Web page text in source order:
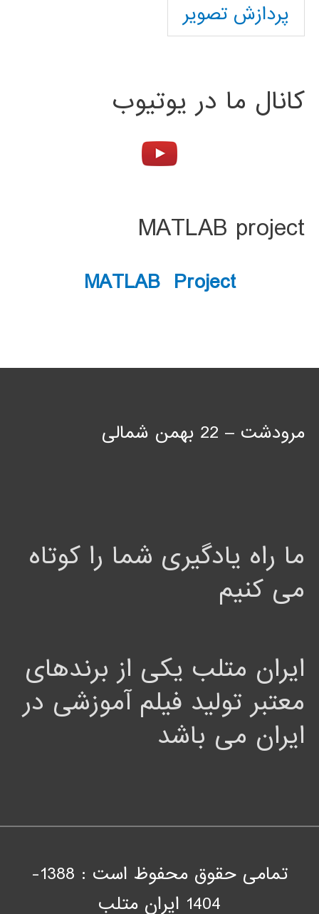
پردازش تصویر
کانال ما در یوتیوب
MATLAB project
MATLAB Project
مرودشت – 22 بهمن شمالی
ما راه یادگیری شما را کوتاه
می کنیم
ایران متلب یکی از برندهای
معتبر تولید فیلم آموزشی در
ایران می باشد
تمامی حقوق محفوظ است : 1388-
1404 ايران متلب